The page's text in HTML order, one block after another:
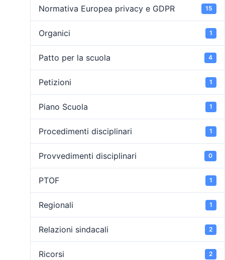
Normativa Europea privacy e GDPR 15
Organici 1
Patto per la scuola 4
Petizioni 1
Piano Scuola 1
Procedimenti disciplinari 1
Provvedimenti disciplinari 0
PTOF 1
Regionali 1
Relazioni sindacali 2
Ricorsi 2